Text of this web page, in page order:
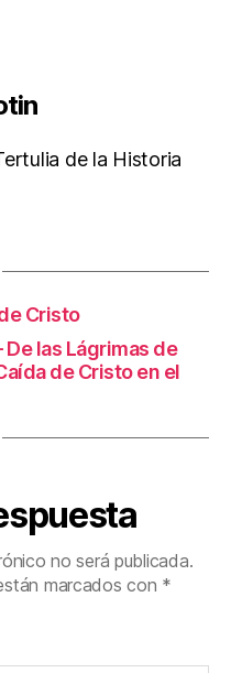
de la Historia
Cristo
De las Lágrimas de
de Cristo en el
no será publicada.
marcados con *